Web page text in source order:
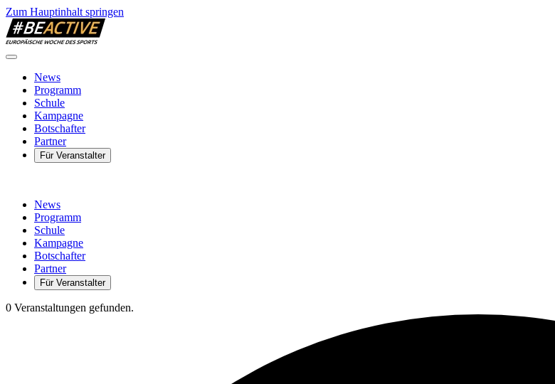
Zum Hauptinhalt springen
News
Programm
Schule
Kampagne
Botschafter
Partner
Für Veranstalter
News
Programm
Schule
Kampagne
Botschafter
Partner
Für Veranstalter
0 Veranstaltungen gefunden.